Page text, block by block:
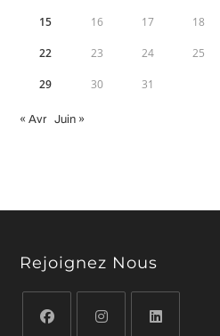
15 16 17 18
22 23 24 25
29 30 31
« Avr Juin »
Rejoignez Nous